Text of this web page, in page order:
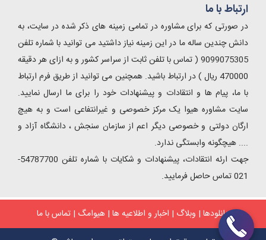
ارتباط با ما
در صورتی که برای مشاوره در تمامی زمینه های ذکر شده در سایت، به
دانش چندین ساله ما در این زمینه نیاز داشتید می توانید با شماره تلفن
9099075305 ( تماس با تلفن ثابت از سراسر کشور و به ازای هر دقیقه
470000 ریال ) در ارتباط باشید. همچنین می توانید از طریق فرم ارتباط
با ما، پیام ها و انتقادات و پیشنهادات خود را برای ما ارسال نمایید.
سایت مشاوره هیوا یک مرکز خصوصی و غیرانتفاعی است و به هیچ
ارگان دولتی و خصوصی دیگر اعم از سازمان سنجش ، دانشگاه آزاد و
.... هیچگونه وابستگی ندارد.
جهت ارئه انتقادات، پیشنهادات و شکایات با شماره تلفن 54787700-
021 تماس حاصل فرمایید.
دانلودها | وبلاگ | اخبار و اطلاعیه ها | هیوامگ | تماس با ما